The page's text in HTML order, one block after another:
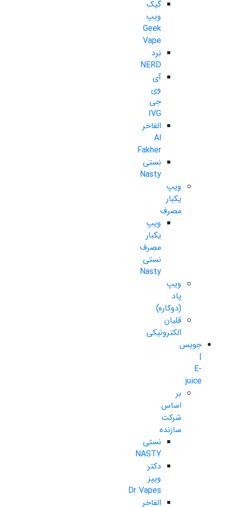
گیک
ویپ
Geek
Vape
نِرد
NERD
آی
وی
جی
IVG
الفاخر
Al
Fakher
نستی
Nasty
ویپ
یکبار
مصرف
ویپ
یکبار
مصرف
نستی
Nasty
ویپ
پاد
(دوکاره)
قلیان
الکترونیکی
جویس
|
E-
juice
بر
اساس
شرکت
سازنده
نستی
NASTY
دکتر
ویپز
Dr.Vapes
الفاخر